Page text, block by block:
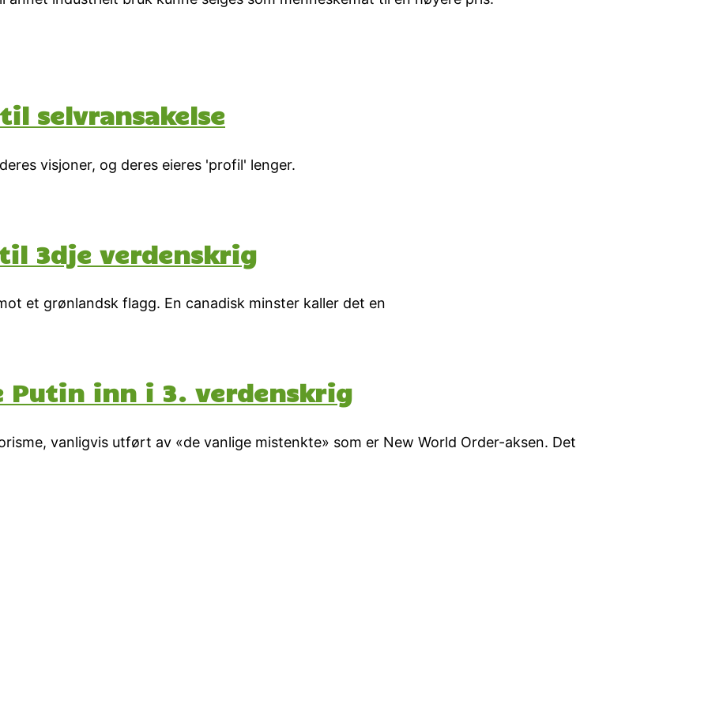
selvransakelse
visjoner, og deres eieres 'profil' lenger.
3dje verdenskrig
et grønlandsk flagg. En canadisk minster kaller det en
Putin inn i 3. verdenskrig
vanligvis utført av «de vanlige mistenkte» som er New World Order-aksen. Det